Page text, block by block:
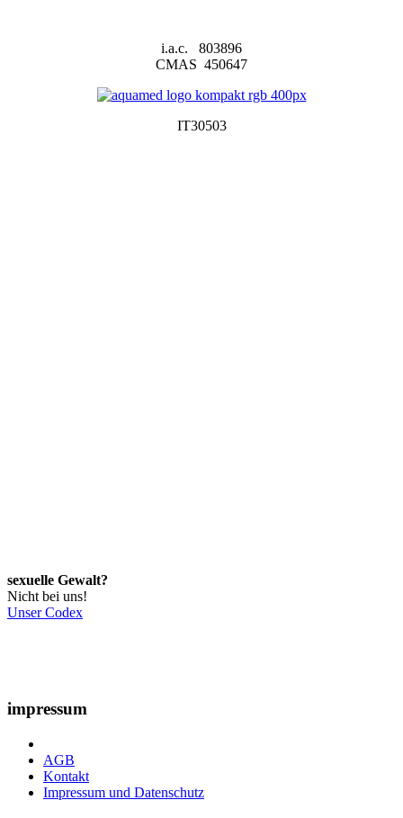
i.a.c. 803896
CMAS 450647
IT30503
sexuelle Gewalt?
Nicht bei uns!
Unser Codex
impressum
AGB
Kontakt
Impressum und Datenschutz